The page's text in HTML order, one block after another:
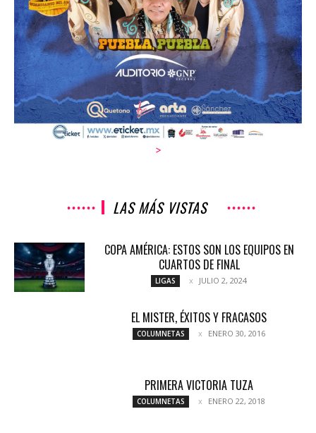
>
LAS MÁS VISTAS
COPA AMÉRICA: ESTOS SON LOS EQUIPOS EN
CUARTOS DE FINAL
LIGAS JULIO 2, 2024
EL MISTER, ÉXITOS Y FRACASOS
COLUMNETAS ENERO 30, 2016
PRIMERA VICTORIA TUZA
COLUMNETAS ENERO 22, 2018